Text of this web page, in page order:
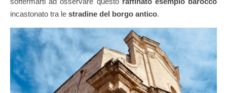
incastonato tra le stradine del borgo antico.